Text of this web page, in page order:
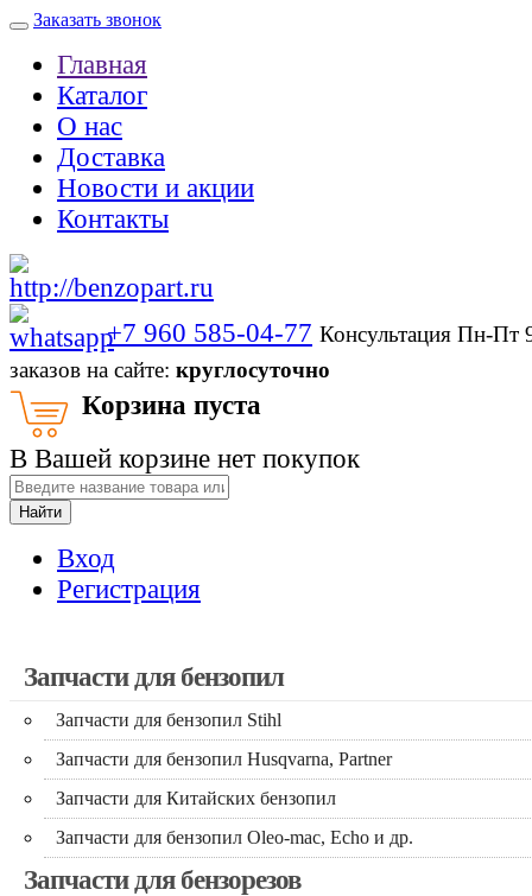
Заказать звонок
Главная
Каталог
О нас
Доставка
Новости и акции
Контакты
+7 960 585-04-77 Консультация Пн-
заказов на сайте: круглосуточно
Корзина пуста
В Вашей корзине нет покупок
Найти
Вход
Регистрация
Запчасти для бензопил
Запчасти для бензопил Stihl
Запчасти для бензопил Husqvarna, Partner
Запчасти для Китайских бензопил
Запчасти для бензопил Oleo-mac, Echo и др.
Запчасти для бензорезов